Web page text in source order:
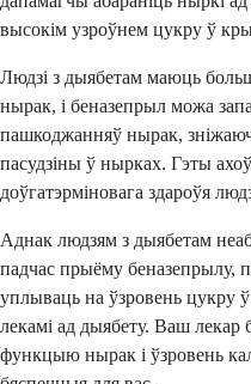
высокім узроўнем цукру ў
Людзі з дыябетам маюць
нырак, і беназепрыл можа
пашкоджанняў нырак,
пасудзіны ў нырках. Гэты
доўгатэрміновага здароўя
Аднак людзям з дыябетам
падчас прыёму беназепрылу,
уплываць на ўзровень цукру ў
лекамі ад дыябету. Ваш лекар
функцыю нырак і ўзровень